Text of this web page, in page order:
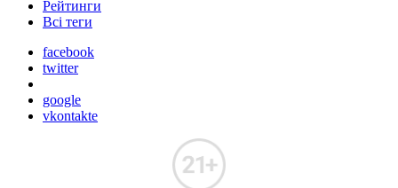
Рейтинги
Всі теги
facebook
twitter
google
vkontakte